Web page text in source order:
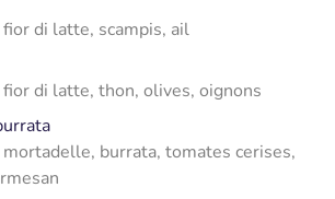
di latte, scampis, ail
di latte, thon, olives, oignons
burrata, tomates cerises,